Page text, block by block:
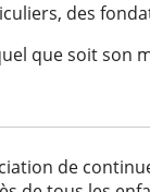
des
que soit son
de